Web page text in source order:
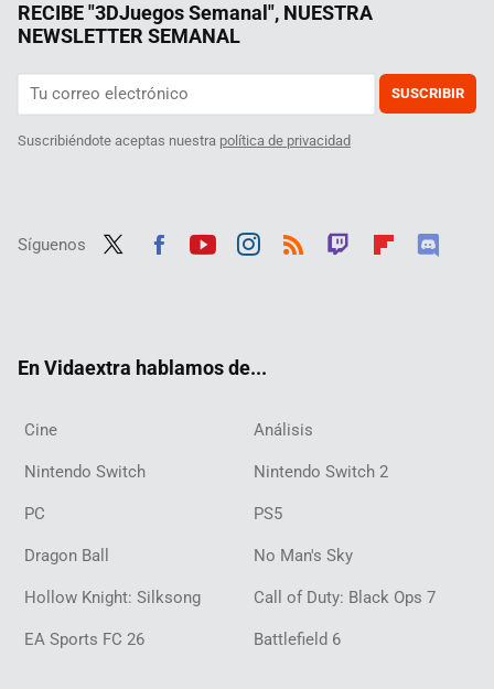
RECIBE "3DJuegos Semanal", NUESTRA
NEWSLETTER SEMANAL
SUSCRIBIR
Suscribiéndote aceptas nuestra política de privacidad
Síguenos
En Vidaextra hablamos de...
Cine Análisis
Nintendo Switch Nintendo Switch 2
PC PS5
Dragon Ball No Man's Sky
Hollow Knight: Silksong Call of Duty: Black Ops 7
EA Sports FC 26 Battlefield 6